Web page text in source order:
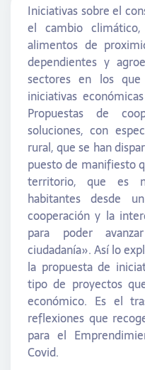
Iniciativas sobre el
el cambio
alimentos de
dependientes y
sectores en los
iniciativas
Propuestas de
soluciones, con
rural, que se han
puesto de manifiesto
territorio, que es
habitantes desde
cooperación y la
para poder
ciudadanía». Así lo
la propuesta de
tipo de proyectos
económico. Es el
reflexiones que
para el
Covid.